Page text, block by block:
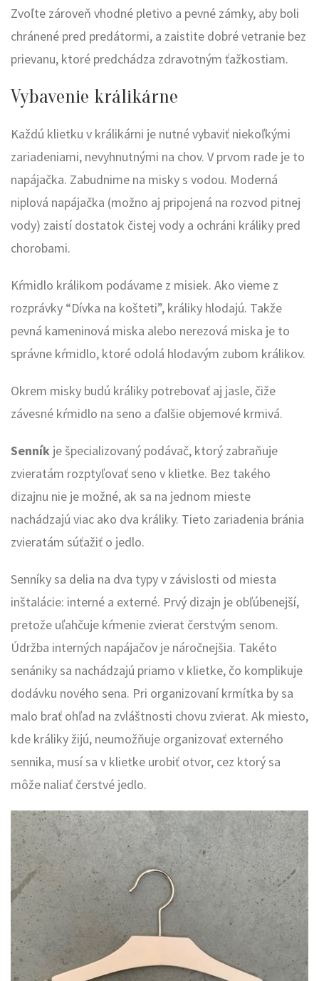
Zvoľte zároveň vhodné pletivo a pevné zámky, aby boli
chránené pred predátormi, a zaistite dobré vetranie bez
prievanu, ktoré predchádza zdravotným ťažkostiam.
Vybavenie králikárne
Každú klietku v králikárni je nutné vybaviť niekoľkými
zariadeniami, nevyhnutnými na chov. V prvom rade je to
napájačka. Zabudnime na misky s vodou. Moderná
niplová napájačka (možno aj pripojená na rozvod pitnej
vody) zaistí dostatok čistej vody a ochráni králiky pred
chorobami.
Kŕmidlo králikom podávame z misiek. Ako vieme z
rozprávky “Dívka na košteti”, králiky hlodajú. Takže
pevná kameninová miska alebo nerezová miska je to
správne kŕmidlo, ktoré odolá hlodavým zubom králikov.
Okrem misky budú králiky potrebovať aj jasle, čiže
závesné kŕmidlo na seno a ďalšie objemové krmivá.
Senník je špecializovaný podávač, ktorý zabraňuje
zvieratám rozptyľovať seno v klietke. Bez takého
dizajnu nie je možné, ak sa na jednom mieste
nachádzajú viac ako dva králiky. Tieto zariadenia bránia
zvieratám súťažiť o jedlo.
Senníky sa delia na dva typy v závislosti od miesta
inštalácie: interné a externé. Prvý dizajn je obľúbenejší,
pretože uľahčuje kŕmenie zvierat čerstvým senom.
Údržba interných napájačov je náročnejšia. Takéto
senániky sa nachádzajú priamo v klietke, čo komplikuje
dodávku nového sena. Pri organizovaní krmítka by sa
malo brať ohľad na zvláštnosti chovu zvierat. Ak miesto,
kde králiky žijú, neumožňuje organizovať externého
sennika, musí sa v klietke urobiť otvor, cez ktorý sa
môže naliať čerstvé jedlo.